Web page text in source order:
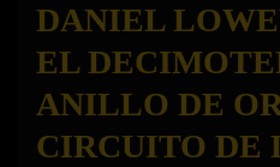
DANIEL
EL
ANILLO DE
CIRCUITO DE